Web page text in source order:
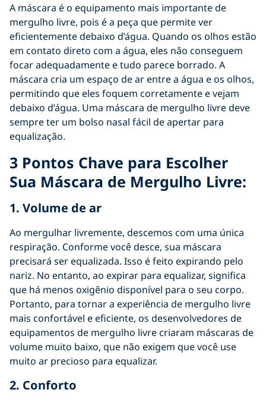
A máscara é o equipamento mais importante de
mergulho livre, pois é a peça que permite ver
eficientemente debaixo d’água. Quando os olhos estão
em contato direto com a água, eles não conseguem
focar adequadamente e tudo parece borrado. A
máscara cria um espaço de ar entre a água e os olhos,
permitindo que eles foquem corretamente e vejam
debaixo d’água. Uma máscara de mergulho livre deve
sempre ter um bolso nasal fácil de apertar para
equalização.
3 Pontos Chave para Escolher
Sua Máscara de Mergulho Livre:
1. Volume de ar
Ao mergulhar livremente, descemos com uma única
respiração. Conforme você desce, sua máscara
precisará ser equalizada. Isso é feito expirando pelo
nariz. No entanto, ao expirar para equalizar, significa
que há menos oxigênio disponível para o seu corpo.
Portanto, para tornar a experiência de mergulho livre
mais confortável e eficiente, os desenvolvedores de
equipamentos de mergulho livre criaram máscaras de
volume muito baixo, que não exigem que você use
muito ar precioso para equalizar.
2. Conforto